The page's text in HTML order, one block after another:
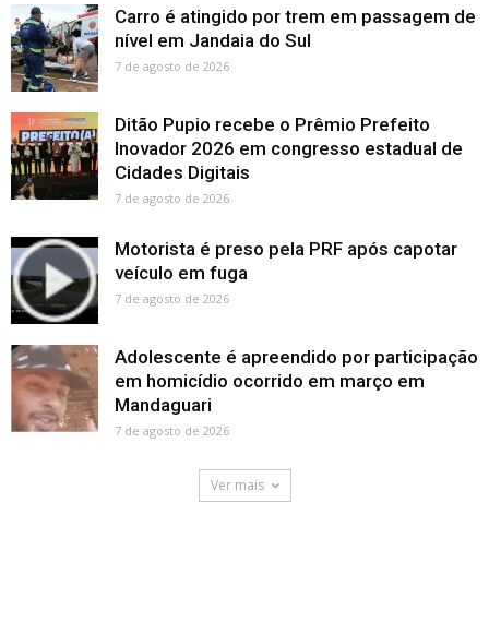
Carro é atingido por trem em passagem de
nível em Jandaia do Sul
7 de agosto de 2026
Ditão Pupio recebe o Prêmio Prefeito
Inovador 2026 em congresso estadual de
Cidades Digitais
7 de agosto de 2026
Motorista é preso pela PRF após capotar
veículo em fuga
7 de agosto de 2026
Adolescente é apreendido por participação
em homicídio ocorrido em março em
Mandaguari
7 de agosto de 2026
Ver mais